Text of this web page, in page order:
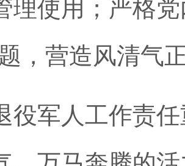
理使用；严格
，营造风清气
人工作责任